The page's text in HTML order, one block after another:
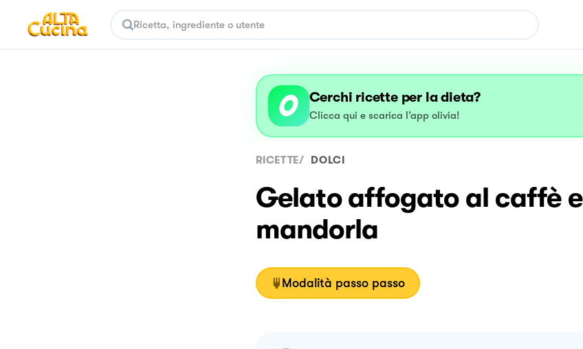
Cerchi ricette per la dieta?
Clicca qui e scarica l’app olivia!
RICETTE/ DOLCI
Gelato affogato al caffè e
mandorla
Modalità passo passo